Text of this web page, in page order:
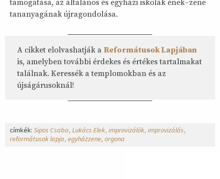
támogatása, az általános és egyházi iskolák ének–zene
tananyagának újragondolása.
A cikket elolvashatják a Reformátusok Lapjában
is, amelyben további érdekes és értékes tartalmakat
találnak. Keressék a templomokban és az
újságárusoknál!
címkék: Sipos Csaba Lukács Elek improvizálók improvizálás
reformátusok lapja egyházzene orgona